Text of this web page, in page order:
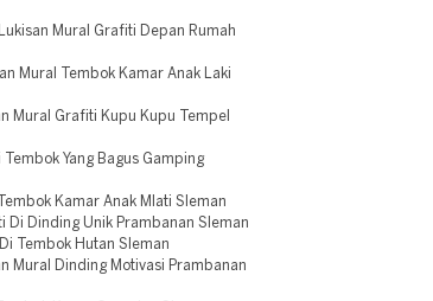
Mural Grafiti Depan Rumah
Mural Tembok Kamar Anak Laki
Mural Grafiti Kupu Kupu Tempel
Yang Bagus Gamping
Kamar Anak Mlati Sleman
Di Dinding Unik Prambanan Sleman
Tembok Hutan Sleman
Mural Dinding Motivasi Prambanan